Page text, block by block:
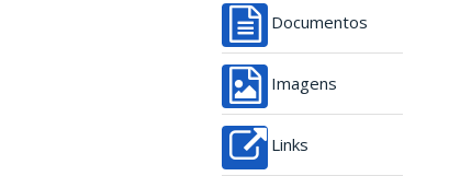
Documentos
Imagens
Links